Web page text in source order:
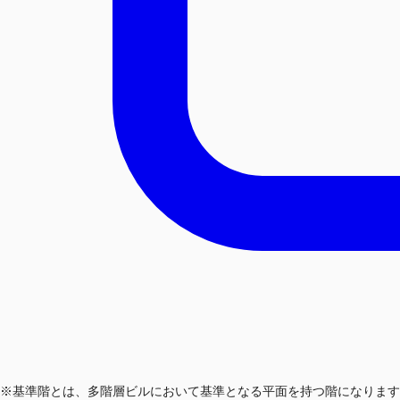
※基準階とは、多階層ビルにおいて基準となる平面を持つ階になりま